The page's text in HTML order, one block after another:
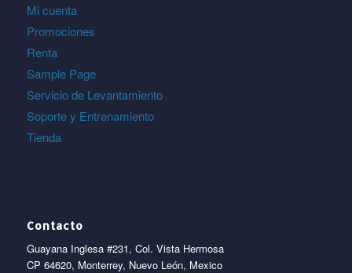
Mi cuenta
Promociones
Renta
Sample Page
Servicio de Levantamiento
Soporte y Entrenamiento
Tienda
Contacto
Guayana Inglesa #231, Col. Vista Hermosa
CP 64620, Monterrey, Nuevo León, Mexico